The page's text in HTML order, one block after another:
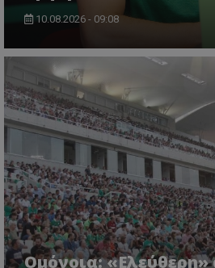
10.08.2026 - 09:08
Ομόνοια: